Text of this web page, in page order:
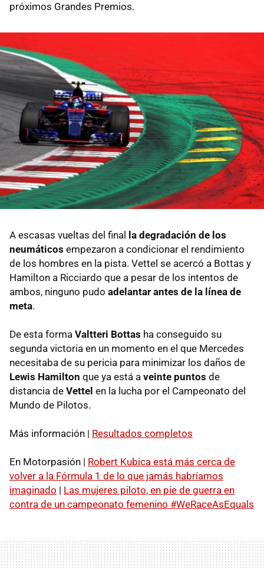
próximos Grandes Premios.
A escasas vueltas del final la degradación de los
neumáticos empezaron a condicionar el rendimiento
de los hombres en la pista. Vettel se acercó a Bottas y
Hamilton a Ricciardo que a pesar de los intentos de
ambos, ninguno pudo adelantar antes de la línea de
meta.
De esta forma Valtteri Bottas ha conseguido su
segunda victoria en un momento en el que Mercedes
necesitaba de su pericia para minimizar los daños de
Lewis Hamilton que ya está a veinte puntos de
distancia de Vettel en la lucha por el Campeonato del
Mundo de Pilotos.
Más información | Resultados completos
En Motorpasión | Robert Kubica está más cerca de
volver a la Fórmula 1 de lo que jamás habríamos
imaginado | Las mujeres piloto, en pie de guerra en
contra de un campeonato femenino #WeRaceAsEquals